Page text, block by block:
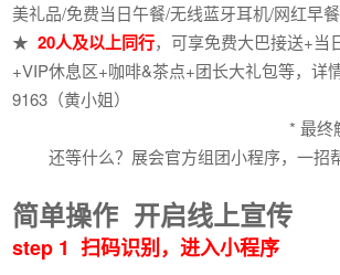
美礼品/免费当日午餐/无线蓝牙耳机/网红早
★20人及以上同行，可享免费大巴接送+当
+VIP休息区+咖啡&茶点+团长大礼包等，详
9163（黄小姐）
* 最终
还等什么？展会官方组团小程序，一招
简单操作 开启线上宣传
step 1 扫码识别，进入小程序